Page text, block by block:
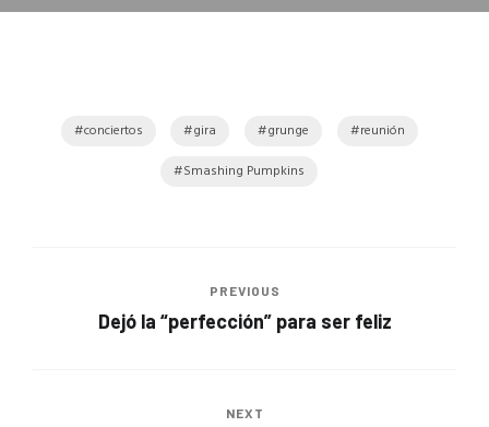
conciertos gira grunge
reunión
Smashing Pumpkins
PREVIOUS
Dejó la “perfección” para ser feliz
NEXT